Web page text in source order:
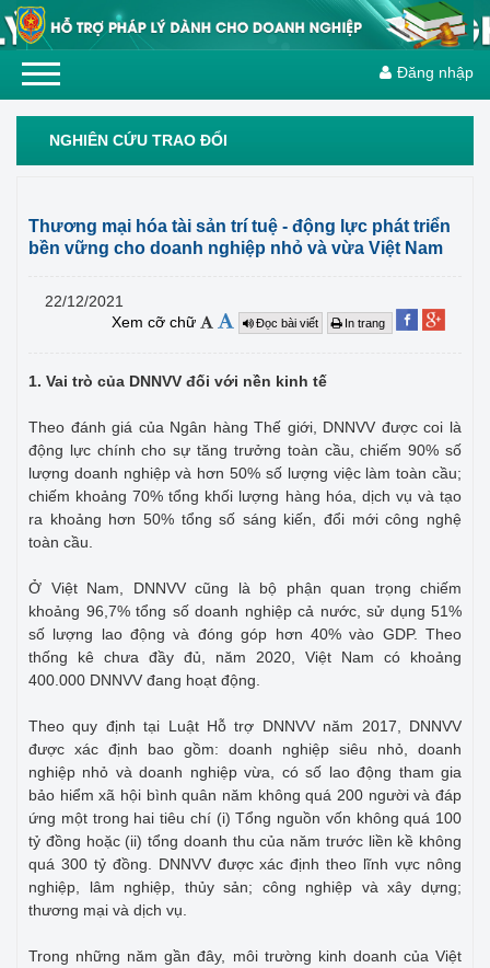
Đăng nhập
NGHIÊN CỨU TRAO ĐỔI
Thương mại hóa tài sản trí tuệ - động lực phát triển
bền vững cho doanh nghiệp nhỏ và vừa Việt Nam
22/12/2021
Xem cỡ chữ
Đọc bài viết In trang
1. Vai trò của DNNVV đối với nền kinh tế
Theo đánh giá của Ngân hàng Thế giới, DNNVV được coi là
động lực chính cho sự tăng trưởng toàn cầu, chiếm 90% số
lượng doanh nghiệp và hơn 50% số lượng việc làm toàn cầu;
chiếm khoảng 70% tổng khối lượng hàng hóa, dịch vụ và tạo
ra khoảng hơn 50% tổng số sáng kiến, đổi mới công nghệ
toàn cầu.
Ở Việt Nam, DNNVV cũng là bộ phận quan trọng chiếm
khoảng 96,7% tổng số doanh nghiệp cả nước, sử dụng 51%
số lượng lao động và đóng góp hơn 40% vào GDP. Theo
thống kê chưa đầy đủ, năm 2020, Việt Nam có khoảng
400.000 DNNVV đang hoạt động.
Theo quy định tại Luật Hỗ trợ DNNVV năm 2017, DNNVV
được xác định bao gồm: doanh nghiệp siêu nhỏ, doanh
nghiệp nhỏ và doanh nghiệp vừa, có số lao động tham gia
bảo hiểm xã hội bình quân năm không quá 200 người và đáp
ứng một trong hai tiêu chí (i) Tổng nguồn vốn không quá 100
tỷ đồng hoặc (ii) tổng doanh thu của năm trước liền kề không
quá 300 tỷ đồng. DNNVV được xác định theo lĩnh vực nông
nghiệp, lâm nghiệp, thủy sản; công nghiệp và xây dựng;
thương mại và dịch vụ.
Trong những năm gần đây, môi trường kinh doanh của Việt